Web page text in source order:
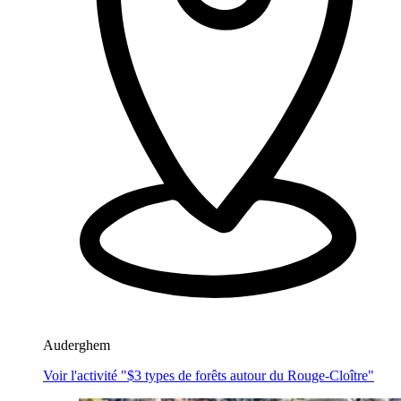
Auderghem
Voir l'activité "$3 types de forêts autour du Rouge-Cloître"